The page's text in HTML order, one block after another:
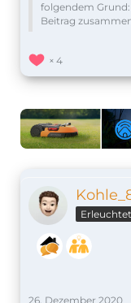
folgendem
Beitrag
4
26. Dezember 2020